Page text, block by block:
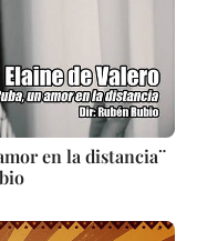
en la distancia¨